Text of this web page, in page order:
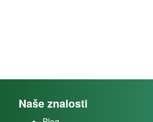
Naše znalosti